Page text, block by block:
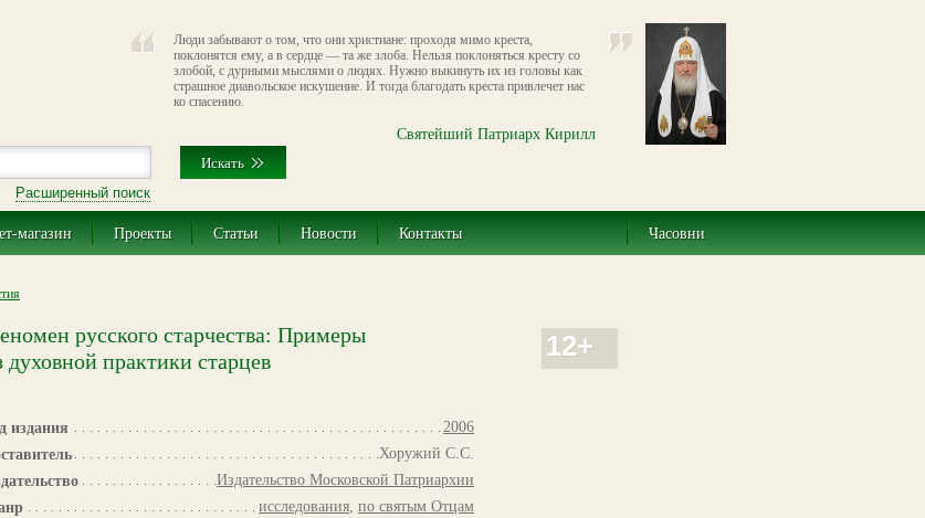
Люди забывают о том, что они христиане: проходя мимо креста,
поклонятся ему, а в сердце — та же злоба. Нельзя поклоняться кресту со
злобой, с дурными мыслями о людях. Нужно выкинуть их из головы как
страшное диавольское искушение. И тогда благодать креста привлечет нас
ко спасению.
Святейший Патриарх Кирилл
Расширенный поиск
магазин Проекты Статьи Новости Контакты Часовни
12+
русского старчества: Примеры
духовной практики старцев
издания
2006
Хоружий С.С.
Издательство Московской Патриархии
исследования, по святым Отцам